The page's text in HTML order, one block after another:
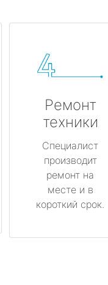
Ремонт
техники
Специалист
производит
ремонт на
месте и в
короткий срок.